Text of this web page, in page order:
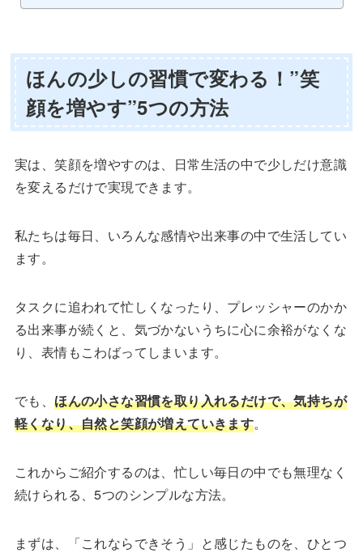
ほんの少しの習慣で変わる！”笑
顔を増やす”5つの方法
実は、笑顔を増やすのは、日常生活の中で少しだけ意識
を変えるだけで実現できます。
私たちは毎日、いろんな感情や出来事の中で生活してい
ます。
タスクに追われて忙しくなったり、プレッシャーのかか
る出来事が続くと、気づかないうちに心に余裕がなくな
り、表情もこわばってしまいます。
でも、ほんの小さな習慣を取り入れるだけで、気持ちが
軽くなり、自然と笑顔が増えていきます。
これからご紹介するのは、忙しい毎日の中でも無理なく
続けられる、5つのシンプルな方法。
まずは、「これならできそう」と感じたものを、ひとつ